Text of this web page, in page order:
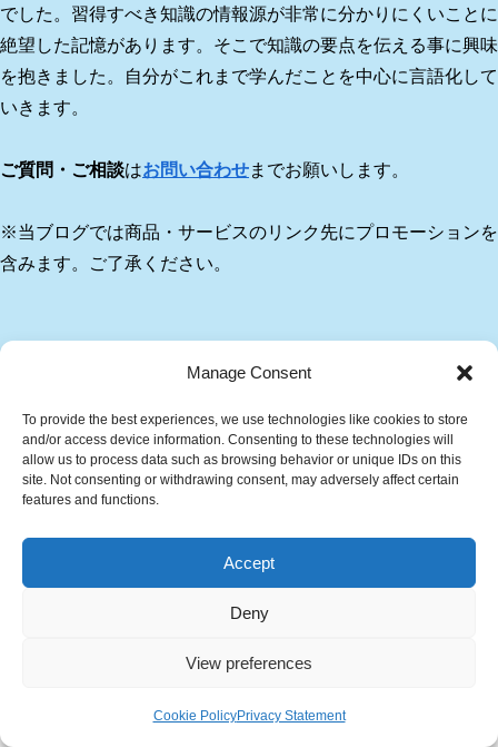
Manage Consent
To provide the best experiences, we use technologies like cookies to store
and/or access device information. Consenting to these technologies will
allow us to process data such as browsing behavior or unique IDs on this
site. Not consenting or withdrawing consent, may adversely affect certain
features and functions.
Accept
Deny
View preferences
Cookie PolicyPrivacy Statement
でした。習得すべき知識の情報源が非常に分かりにくいことに
絶望した記憶があります。そこで知識の要点を伝える事に興味
を抱きました。自分がこれまで学んだことを中心に言語化して
いきます。
ご質問・ご相談はお問い合わせまでお願いします。
※当ブログでは商品・サービスのリンク先にプロモーションを
含みます。ご了承ください。